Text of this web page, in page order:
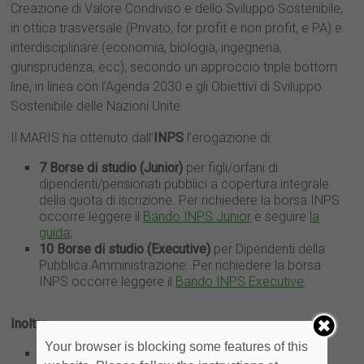
Creazione di Valore Condiviso e dello Sviluppo Sostenibile,
in ottica trasversale (Privato, for profit e non profit, e PA) e
interdisciplinare (economia, biologia, ingegneria,
giurisprudenza, ecc), secondo un approccio triple bottom
line, in linea con l’Agenda 2030 e gli Obiettivi di Sviluppo
Sostenibile delle Nazioni Unite.
Il MARIS ha ottenuto dall’ INPS l’erogazione di:
7 Borse di studio (Junior) per figli/orfani di
dipendenti/pensionati pubblici a copertura integrale
della quota di iscrizione. Per richiedere la borsa INPS
occorre leggere il Bando INPS Junior e seguire la
guida;
10 Borse di studio (Executive) per Dipendenti della
Pubblica Amministrazione. Per richiedere la borsa
INPS occorre leggere il Bando INPS Executive.
Inoltre:
Aceamette a disposizione3 borse di studioa
Your browser is blocking some features of this